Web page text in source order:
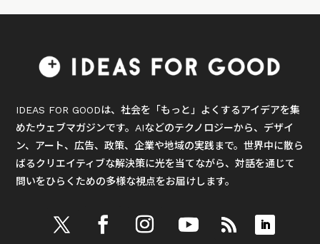
IDEAS FOR GOODは、社会を「もっと」よくするアイデアを集
めたウェブマガジンです。AIなどのテクノロジーから、デザイ
ン、アート、広告、政策、企業や地域の実践まで。世界中に散ら
ばるクリエイティブな解決策に光を当てながら、対話を通じて
問いをひらくための多様な視点をお届けします。